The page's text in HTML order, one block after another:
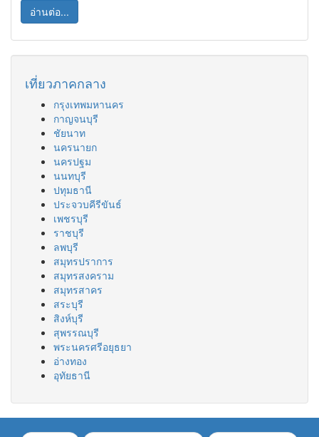
อ่านต่อ...
เที่ยวภาคกลาง
กรุงเทพมหานคร
กาญจนบุรี
ชัยนาท
นครนายก
นครปฐม
นนทบุรี
ปทุมธานี
ประจวบคีรีขันธ์
เพชรบุรี
ราชบุรี
ลพบุรี
สมุทรปราการ
สมุทรสงคราม
สมุทรสาคร
สระบุรี
สิงห์บุรี
สุพรรณบุรี
พระนครศรีอยุธยา
อ่างทอง
อุทัยธานี